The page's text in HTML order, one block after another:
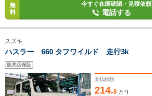
無
料
今すぐ在庫確認・見積依頼
電話する
スズキ
ハスラー 660 タフワイルド 走行3k
販売店保証
支払総額
214.8 万円